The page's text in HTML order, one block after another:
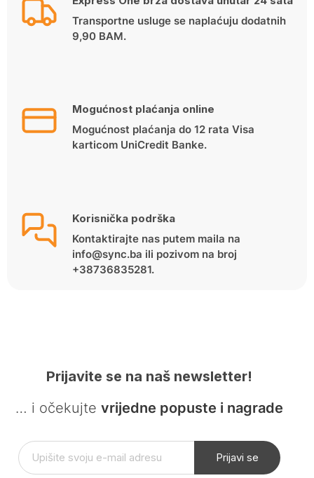
Transportne usluge se naplaćuju dodatnih
9,90 BAM.
Mogućnost plaćanja online
Mogućnost plaćanja do 12 rata Visa
karticom UniCredit Banke.
Korisnička podrška
Kontaktirajte nas putem maila na
info@sync.ba ili pozivom na broj
+38736835281.
Prijavite se na naš newsletter!
… i očekujte vrijedne popuste i nagrade
Prijavi se